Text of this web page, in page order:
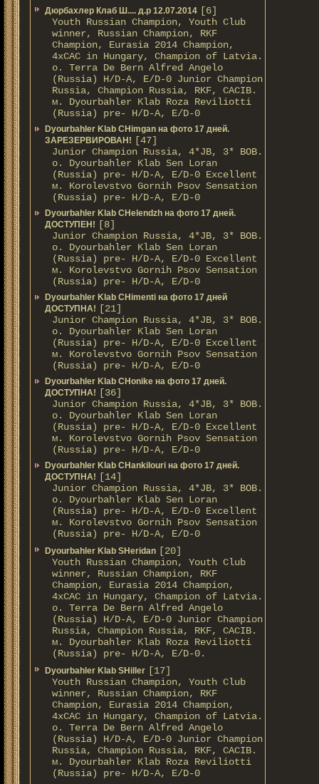
Дюрбахлер Клаб Ш.... д.р 12.07.2014 [6]
Youth Russian Champion, Youth Club
winner, Russian Champion, RKF
Champion, Eurasia 2014 Champion,
4xCAC in Hungary, Champion of Latvia.
о. Terra De Bern Alfred Angelo
(Russia) H/D-A, E/D-0 Junior Champion
Russia, Champion Russia, RKF, CACIB.
м. Dyourbahler Klab Roza Reviliotti
(Russia) pre- H/D-A, E/D-0
Dyourbahler Klab CHimgan на фото 17 дней.
ЗАРЕЗЕРВИРОВАН!
[47]
Junior Champion Russia, 4*JB, 3* BOB.
о. Dyourbahler Klab Sen Loran
(Russia) pre- H/D-A, E/D-0 Excellent
м. Korolevstvo Gornih Psov Sensation
(Russia) pre- H/D-A, E/D-0
Dyourbahler Klab CHelendzh на фото 17 дней.
ДОСТУПЕН!
[8]
Junior Champion Russia, 4*JB, 3* BOB.
о. Dyourbahler Klab Sen Loran
(Russia) pre- H/D-A, E/D-0 Excellent
м. Korolevstvo Gornih Psov Sensation
(Russia) pre- H/D-A, E/D-0
Dyourbahler Klab CHimenti на фото 17 дней
ДОСТУПНА!
[21]
Junior Champion Russia, 4*JB, 3* BOB.
о. Dyourbahler Klab Sen Loran
(Russia) pre- H/D-A, E/D-0 Excellent
м. Korolevstvo Gornih Psov Sensation
(Russia) pre- H/D-A, E/D-0
Dyourbahler Klab CHonike на фото 17 дней.
ДОСТУПНА!
[36]
Junior Champion Russia, 4*JB, 3* BOB.
о. Dyourbahler Klab Sen Loran
(Russia) pre- H/D-A, E/D-0 Excellent
м. Korolevstvo Gornih Psov Sensation
(Russia) pre- H/D-A, E/D-0
Dyourbahler Klab CHankilouri на фото 17 дней.
ДОСТУПНА!
[14]
Junior Champion Russia, 4*JB, 3* BOB.
о. Dyourbahler Klab Sen Loran
(Russia) pre- H/D-A, E/D-0 Excellent
м. Korolevstvo Gornih Psov Sensation
(Russia) pre- H/D-A, E/D-0
Dyourbahler Klab SHeridan [20]
Youth Russian Champion, Youth Club
winner, Russian Champion, RKF
Champion, Eurasia 2014 Champion,
4xCAC in Hungary, Champion of Latvia.
о. Terra De Bern Alfred Angelo
(Russia) H/D-A, E/D-0 Junior Champion
Russia, Champion Russia, RKF, CACIB.
м. Dyourbahler Klab Roza Reviliotti
(Russia) pre- H/D-A, E/D-0.
Dyourbahler Klab SHiller [17]
Youth Russian Champion, Youth Club
winner, Russian Champion, RKF
Champion, Eurasia 2014 Champion,
4xCAC in Hungary, Champion of Latvia.
о. Terra De Bern Alfred Angelo
(Russia) H/D-A, E/D-0 Junior Champion
Russia, Champion Russia, RKF, CACIB.
м. Dyourbahler Klab Roza Reviliotti
(Russia) pre- H/D-A, E/D-0